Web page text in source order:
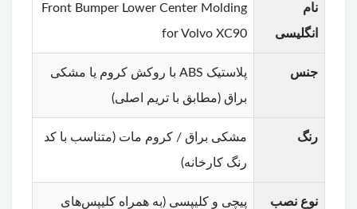
نام
انگلیسی
Front Bumper Lower Center Molding
for Volvo XC90
جنس
پلاستیک ABS با روکش کروم یا مشکی
براق (مطابق با تریم اصلی)
رنگ
مشکی براق / کروم مات (متناسب با کد
رنگ کارخانه)
نوع نصب
پیچی و کلیپسی (به همراه کلیپس‌های